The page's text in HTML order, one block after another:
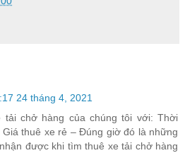
24 tháng 4, 2021
tải chở hàng của chúng tôi với: Thời
thuê xe rẻ – Đúng giờ đó là những
được khi tìm thuê xe tải chở hàng